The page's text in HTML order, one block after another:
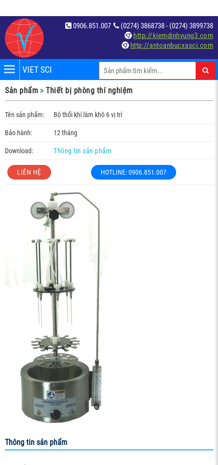
(0274) 3868738 - (0274) 3899738
0906.851.007
http://kiemdinhvung3.com
http://antoanbucxasci.com
VIET SCI
Sản phẩm Thiết bị phòng thí nghiệm
Tên sản phẩm: Bộ thổi khí làm khô 6 vị trí
Bảo hành: 12 tháng
Download: Thông tin sản phẩm
LIÊN HỆ HOTLINE: 0906.851.007
Thông tin sản phẩm